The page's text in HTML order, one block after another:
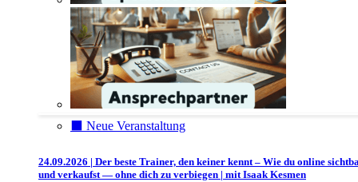
⬛️ Neue Veranstaltung
24.09.2026 | Der beste Trainer, den keiner kennt – Wie du online
und verkaufst — ohne dich zu verbiegen | mit Isaak Kesmen